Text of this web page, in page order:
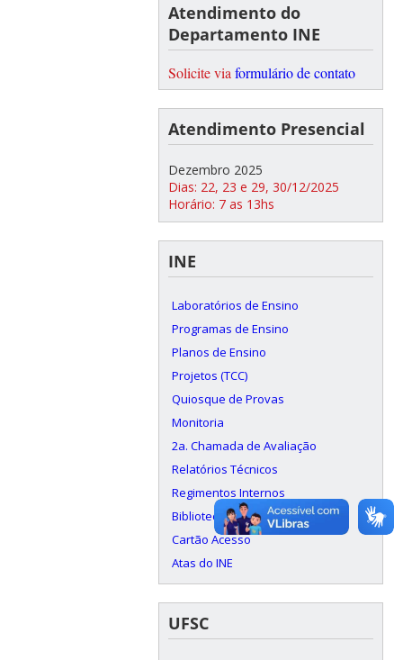
Atendimento do
Departamento INE
Solicite via formulário de contato
Atendimento Presencial
Dezembro 2025
Dias: 22, 23 e 29, 30/12/2025
Horário: 7 as 13hs
INE
Laboratórios de Ensino
Programas de Ensino
Planos de Ensino
Projetos (TCC)
Quiosque de Provas
Monitoria
2a. Chamada de Avaliação
Relatórios Técnicos
Regimentos Internos
Biblioteca Leandro J Komosinski
Cartão Acesso
Atas do INE
UFSC